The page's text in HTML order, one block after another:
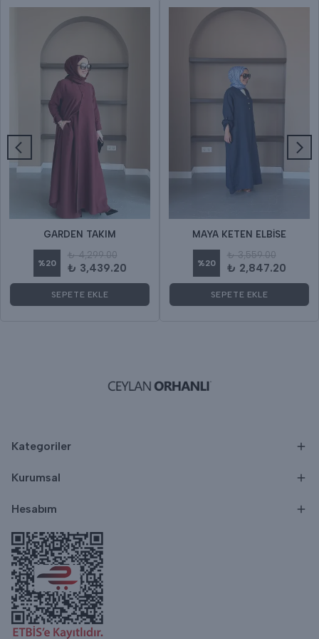
GARDEN TAKIM
%20
₺ 4,299.00
₺ 3,439.20
SEPETE EKLE
MAYA KETEN ELBİSE
%20
₺ 3,559.00
₺ 2,847.20
SEPETE EKLE
Kategoriler
Kurumsal
Hesabım